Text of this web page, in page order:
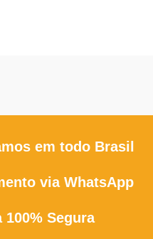
em todo Brasil
via WhatsApp
100% Segura